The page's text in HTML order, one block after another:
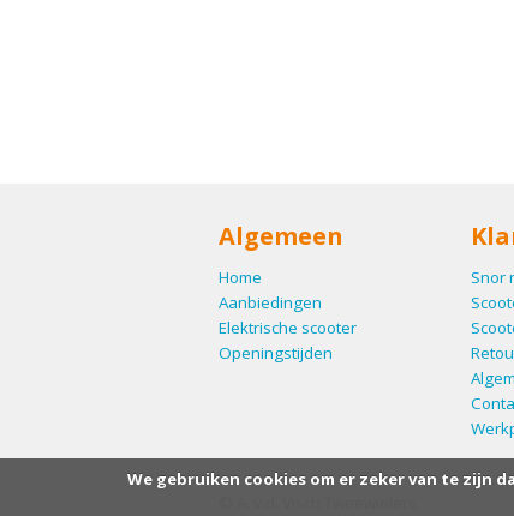
Algemeen
Home
Aanbiedingen
Elektrische scooter
Openingstijden
Snor
We gebruiken cookies om er zeker van te zijn